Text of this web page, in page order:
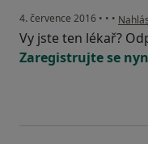
4. července 2016 • • • podle
Vy jste ten lékař?
Zaregistrujte se